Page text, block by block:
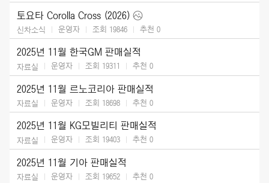
토요타 Corolla Cross (2026)
신차소식 운영자 조회 19846 추천 0
2025년 11월 한국GM 판매실적
자료실 운영자 조회 19311 추천 0
2025년 11월 르노코리아 판매실적
자료실 운영자 조회 18698 추천 0
2025년 11월 KG모빌리티 판매실적
자료실 운영자 조회 19403 추천 0
2025년 11월 기아 판매실적
자료실 운영자 조회 19652 추천 0